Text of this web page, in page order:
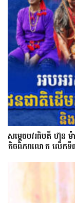
សម្តេចបវរធិបតី ហ៊ុន
តិចពិភពលោក លើកទី